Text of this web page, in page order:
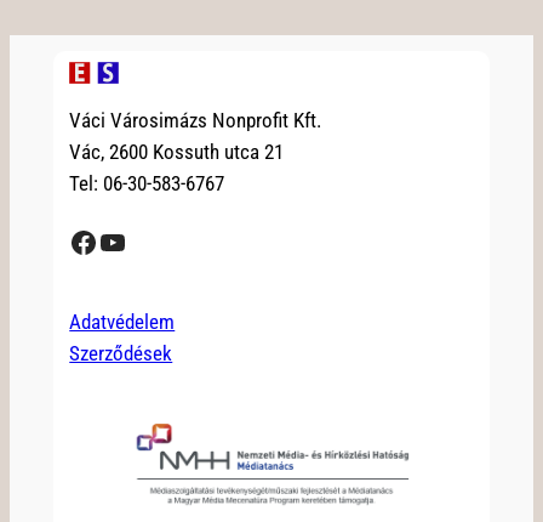
Váci Városimázs Nonprofit Kft.
Vác, 2600 Kossuth utca 21
Tel: 06-30-583-6767
Facebook YouTube
Adatvédelem
Szerződések